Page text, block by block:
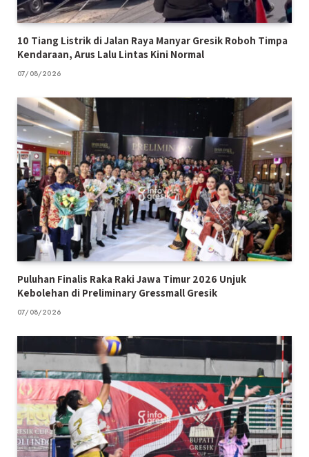
10 Tiang Listrik di Jalan Raya Manyar Gresik Roboh Timpa
Kendaraan, Arus Lalu Lintas Kini Normal
07/08/2026
Puluhan Finalis Raka Raki Jawa Timur 2026 Unjuk
Kebolehan di Preliminary Gressmall Gresik
07/08/2026